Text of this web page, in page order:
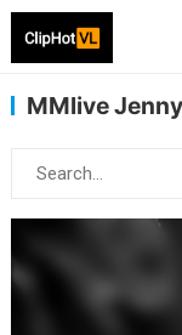
MMlive